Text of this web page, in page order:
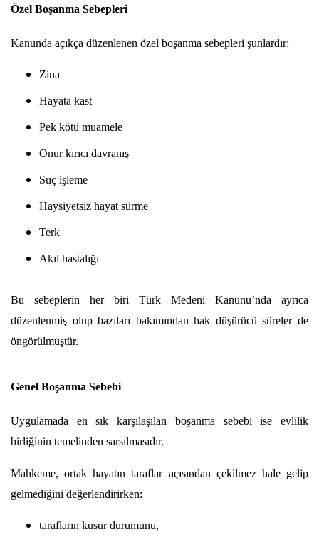
Özel Boşanma Sebepleri
Kanunda açıkça düzenlenen özel boşanma sebepleri şunlardır:
Zina
Hayata kast
Pek kötü muamele
Onur kırıcı davranış
Suç işleme
Haysiyetsiz hayat sürme
Terk
Akıl hastalığı
Bu sebeplerin her biri Türk Medeni Kanunu’nda ayrıca
düzenlenmiş olup bazıları bakımından hak düşürücü süreler de
öngörülmüştür.
Genel Boşanma Sebebi
Uygulamada en sık karşılaşılan boşanma sebebi ise evlilik
birliğinin temelinden sarsılmasıdır.
Mahkeme, ortak hayatın taraflar açısından çekilmez hale gelip
gelmediğini değerlendirirken:
tarafların kusur durumunu,